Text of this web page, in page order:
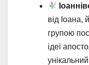
від Іоана,
групою
ідеї